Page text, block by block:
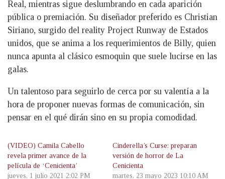
Real, mientras sigue deslumbrando en cada aparición
pública o premiación. Su diseñador preferido es Christian
Siriano, surgido del reality Project Runway de Estados
unidos, que se anima a los requerimientos de Billy, quien
nunca apunta al clásico esmoquin que suele lucirse en las
galas.
Un talentoso para seguirlo de cerca por su valentía a la
hora de proponer nuevas formas de comunicación, sin
pensar en el qué dirán sino en su propia comodidad.
(VIDEO) Camila Cabello
revela primer avance de la
película de ‘Cenicienta’
jueves, 1 julio 2021 2:02 PM
Cinderella’s Curse: preparan
versión de horror de La
Cenicienta
martes, 23 mayo 2023 10:10 AM